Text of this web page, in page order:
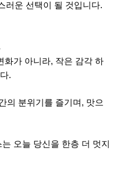
러운 선택이 될 것입니다.
화가 아니라, 작은 감각 하
.
의 분위기를 즐기며, 맛으
오늘 당신을 한층 더 멋지